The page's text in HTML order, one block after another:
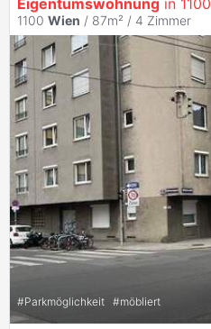
Eigentumswohnung in 1100
1100 Wien / 87m² / 4 Zimmer
#Parkmöglichkeit #möbliert